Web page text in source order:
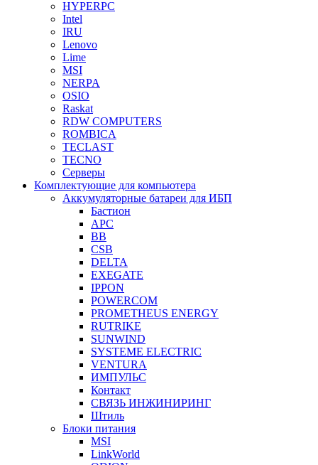
HYPERPC
Intel
IRU
Lenovo
Lime
MSI
NERPA
OSIO
Raskat
RDW COMPUTERS
ROMBICA
TECLAST
TECNO
Серверы
Комплектующие для компьютера
Аккумуляторные батареи для ИБП
Бастион
APC
BB
CSB
DELTA
EXEGATE
IPPON
POWERCOM
PROMETHEUS ENERGY
RUTRIKE
SUNWIND
SYSTEME ELECTRIC
VENTURA
ИМПУЛЬС
Контакт
СВЯЗЬ ИНЖИНИРИНГ
Штиль
Блоки питания
MSI
LinkWorld